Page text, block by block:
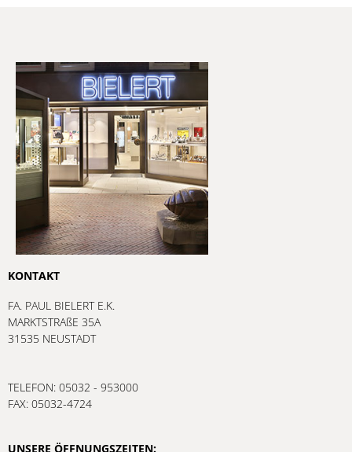
KONTAKT
FA. PAUL BIELERT E.K.
MARKTSTRAßE 35A
31535 NEUSTADT
TELEFON: 05032 - 953000
FAX: 05032-4724
UNSERE ÖFFNUNGSZEITEN:
Wichtige Mitteilung
Unser Geschäft schließt zum
Bis dahin sind wir weiterhin wie gewohnt für Sie
da.
Wir bitten darum, dassGutscheine bis
einschließlich 31. Dezember 2026
Eine Einlösung nach diesem Zeitpunkt bzw. eine
Auszahlung des Werts sind leider nicht möglich.
Reparaturaufträge bis zum 31. Dezember 2026
abzuholen.
können wir danach nicht mehr gewährleisten.